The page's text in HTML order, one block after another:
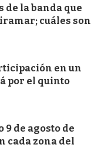
la banda que
cuáles son
en un
por el quinto
de agosto de
cada zona del